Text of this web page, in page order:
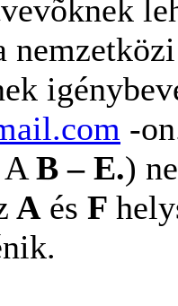
-
B – E.)
A és F